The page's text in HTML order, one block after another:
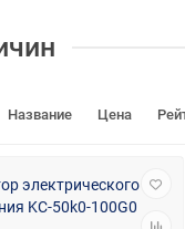
Название Цена